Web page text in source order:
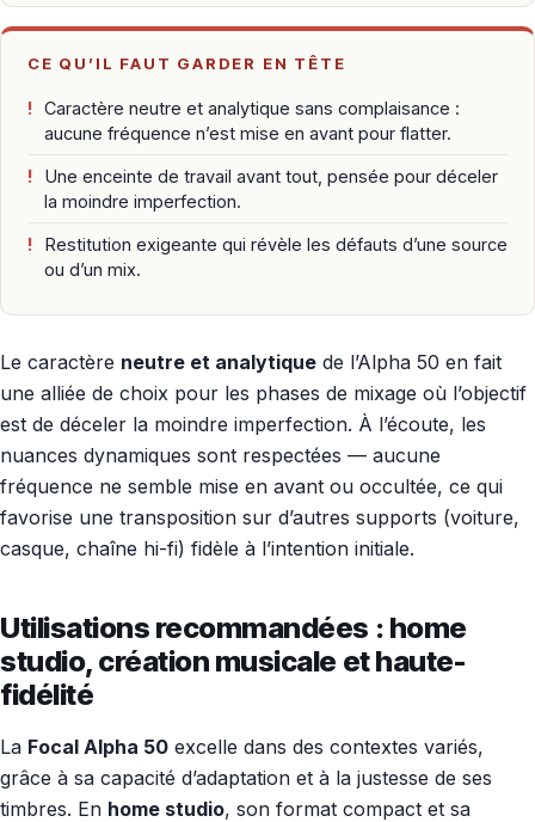
CE QU’IL FAUT GARDER EN TÊTE
! Caractère neutre et analytique sans complaisance :
aucune fréquence n’est mise en avant pour flatter.
!
Une enceinte de travail avant tout, pensée pour déceler
la moindre imperfection.
!
Restitution exigeante qui révèle les défauts d’une source
ou d’un mix.
Le caractère neutre et analytique de l’Alpha 50 en fait
une alliée de choix pour les phases de mixage où l’objectif
est de déceler la moindre imperfection. À l’écoute, les
nuances dynamiques sont respectées — aucune
fréquence ne semble mise en avant ou occultée, ce qui
favorise une transposition sur d’autres supports (voiture,
casque, chaîne hi-fi) fidèle à l’intention initiale.
Utilisations recommandées : home
studio, création musicale et haute-
fidélité
La Focal Alpha 50 excelle dans des contextes variés,
grâce à sa capacité d’adaptation et à la justesse de ses
timbres. En home studio, son format compact et sa